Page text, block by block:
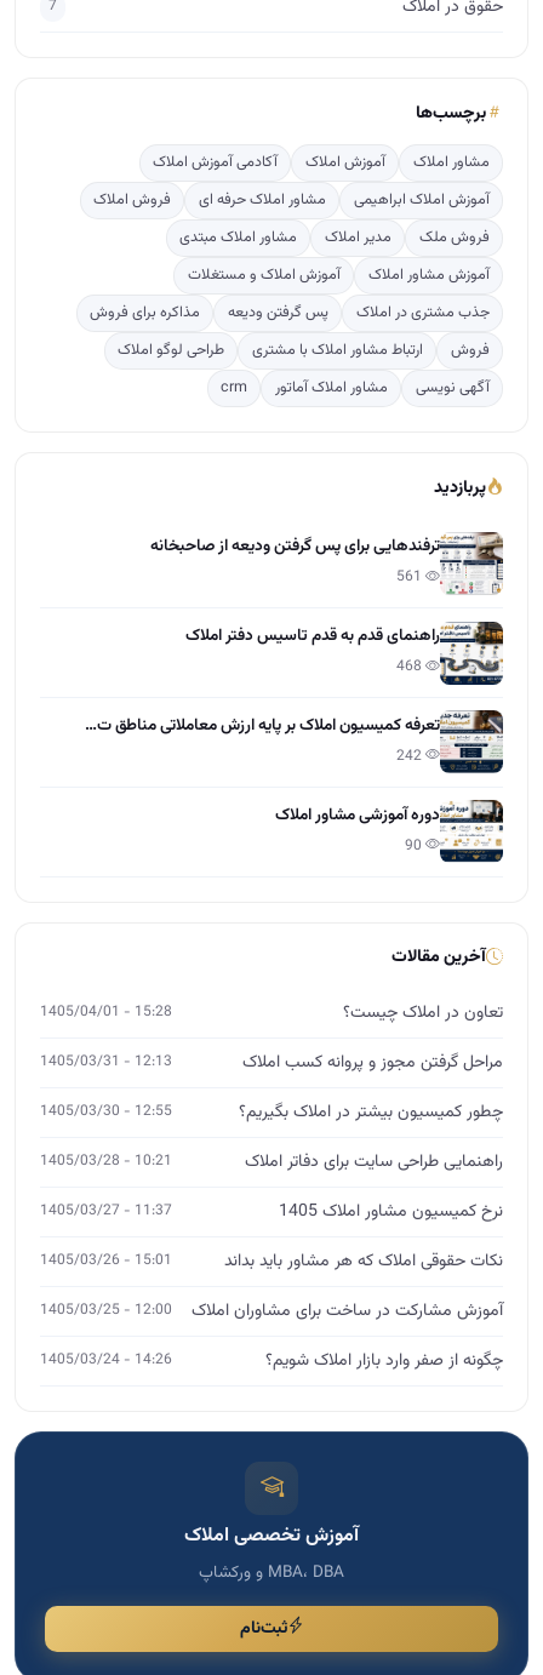
حقوق در املاک 7
برچسب‌ها
مشاور املاک آموزش املاک
آکادمی آموزش املاک
آموزش املاک ابراهیمی
مشاور املاک حرفه ای
فروش املاک
فروش ملک
مدیر املاک
مشاور املاک مبتدی
آموزش مشاور املاک
آموزش املاک و مستغلات
جذب مشتری در املاک
پس گرفتن ودیعه
مذاکره برای فروش
فروش
ارتباط مشاور املاک با مشتری
طراحی لوگو املاک
آگهی نویسی
مشاور املاک آماتور crm
پربازدید
ترفندهایی برای پس گرفتن ودیعه از صاحبخانه
راهنمای قدم به قدم تاسیس دفتر املاک
تعرفه کمیسیون املاک بر پایه ارزش معاملاتی مناطق ت…
دوره آموزشی مشاور املاک
آخرین مقالات
تعاون در املاک چیست؟ 15:28 - 1405/04/01
مراحل گرفتن مجوز و پروانه کسب املاک 12:13 - 1405/03/31
چطور کمیسیون بیشتر در املاک بگیریم؟ 12:55 - 1405/03/30
راهنمایی طراحی سایت برای دفاتر املاک 10:21 - 1405/03/28
نرخ کمیسیون مشاور املاک 1405 11:37 - 1405/03/27
نکات حقوقی املاک که هر مشاور باید بداند 15:01 - 1405/03/26
آموزش مشارکت در ساخت برای مشاوران املاک 12:00 - 1405/03/25
چگونه از صفر وارد بازار املاک شویم؟ 14:26 - 1405/03/24
آموزش تخصصی املاک
MBA، DBA و ورکشاپ
ثبت‌نام